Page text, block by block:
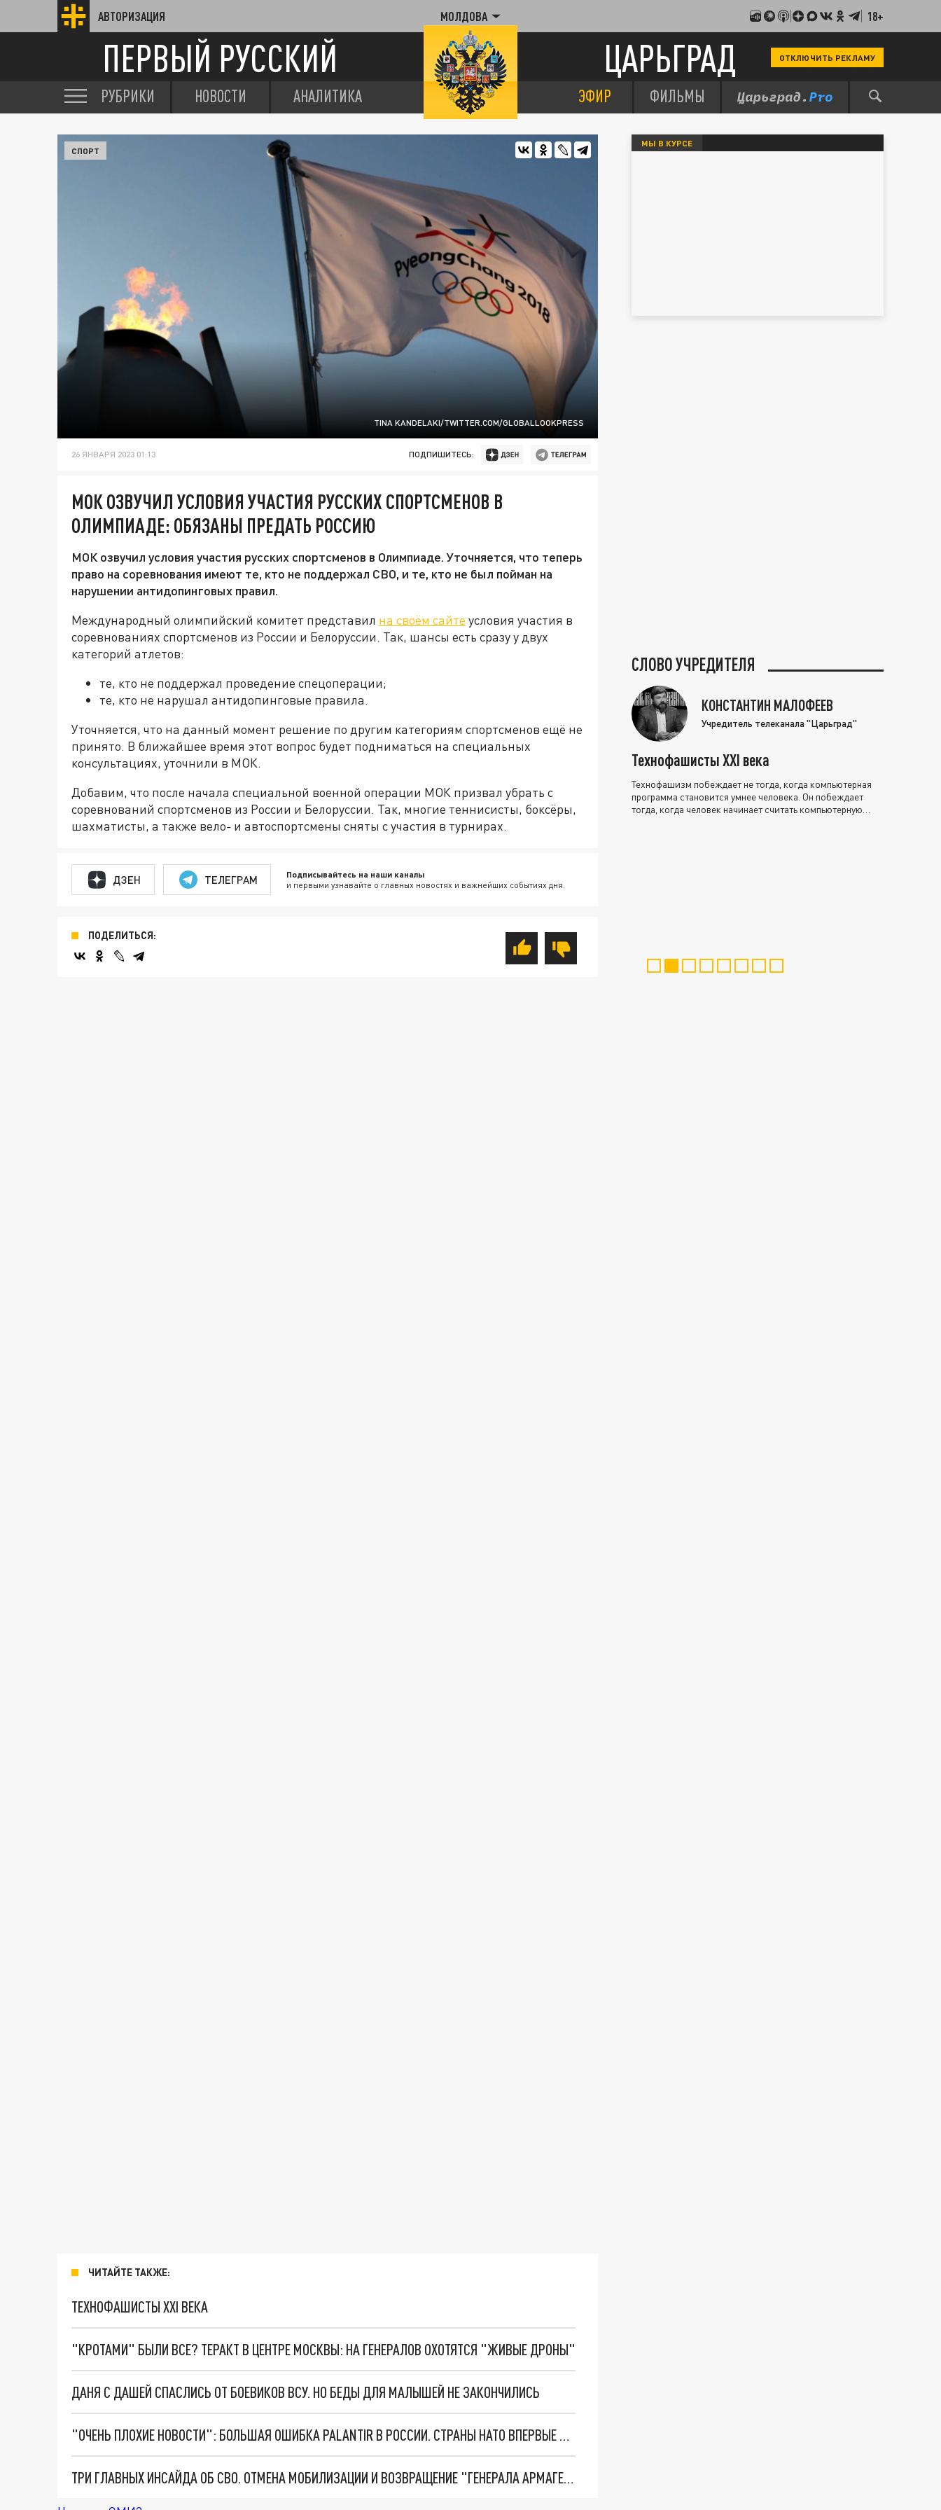
АВТОРИЗАЦИЯ МОЛДОВА 18+
ПЕРВЫЙ РУССКИЙ ЦАРЬГРАД ОТКЛЮЧИТЬ РЕКЛАМУ
РУБРИКИ НОВОСТИ АНАЛИТИКА ЭФИР ФИЛЬМЫ
TINA KANDELAKI/TWITTER.COM/GLOBALLOOKPRESS
СПОРТ
26 ЯНВАРЯ 2023 01:13 ПОДПИШИТЕСЬ:
МОК ОЗВУЧИЛ УСЛОВИЯ УЧАСТИЯ РУССКИХ СПОРТСМЕНОВ В
ОЛИМПИАДЕ: ОБЯЗАНЫ ПРЕДАТЬ РОССИЮ
МОК озвучил условия участия русских спортсменов в Олимпиаде. Уточняется, что теперь
право на соревнования имеют те, кто не поддержал СВО, и те, кто не был пойман на
нарушении антидопинговых правил.
Международный олимпийский комитет представил на своём сайте условия участия в
соревнованиях спортсменов из России и Белоруссии. Так, шансы есть сразу у двух
категорий атлетов:
те, кто не поддержал проведение спецоперации;
те, кто не нарушал антидопинговые правила.
Уточняется, что на данный момент решение по другим категориям спортсменов ещё не
принято. В ближайшее время этот вопрос будет подниматься на специальных
консультациях, уточнили в МОК.
Добавим, что после начала специальной военной операции МОК призвал убрать с
соревнований спортсменов из России и Белоруссии. Так, многие теннисисты, боксёры,
шахматисты, а также вело- и автоспортсмены сняты с участия в турнирах.
ДЗЕН ТЕЛЕГРАМ Подписывайтесь на наши каналы
и первыми узнавайте о главных новостях и важнейших событиях дня.
ПОДЕЛИТЬСЯ:
ЧИТАЙТЕ ТАКЖЕ:
ТЕХНОФАШИСТЫ XXI ВЕКА
"КРОТАМИ" БЫЛИ ВСЕ? ТЕРАКТ В ЦЕНТРЕ МОСКВЫ: НА ГЕНЕРАЛОВ ОХОТЯТСЯ "ЖИВЫЕ ДРОНЫ"
ДАНЯ С ДАШЕЙ СПАСЛИСЬ ОТ БОЕВИКОВ ВСУ. НО БЕДЫ ДЛЯ МАЛЫШЕЙ НЕ ЗАКОНЧИЛИСЬ
"ОЧЕНЬ ПЛОХИЕ НОВОСТИ": БОЛЬШАЯ ОШИБКА PALANTIR В РОССИИ. СТРАНЫ НАТО ВПЕРВЫЕ ЗА СВО ОСТАНОВИЛИ ПОСТАВКИ ОРУЖИЯ. ВСУ ТЕРЯЮТ ПРИГРАНИЧЬЕ?
ТРИ ГЛАВНЫХ ИНСАЙДА ОБ СВО. ОТМЕНА МОБИЛИЗАЦИИ И ВОЗВРАЩЕНИЕ "ГЕНЕРАЛА АРМАГЕДДОНА"? ОТЛИЧНЫЕ НОВОСТИ, КОТОРЫЕ ЖДАЛИ ВСЕ
МЫ В КУРСЕ
СЛОВО УЧРЕДИТЕЛЯ
КОНСТАНТИН МАЛОФЕЕВ
Учредитель телеканала "Царьград"
Технофашисты XXI века
Технофашизм побеждает не тогда, когда компьютерная
программа становится умнее человека. Он побеждает
тогда, когда человек начинает считать компьютерную